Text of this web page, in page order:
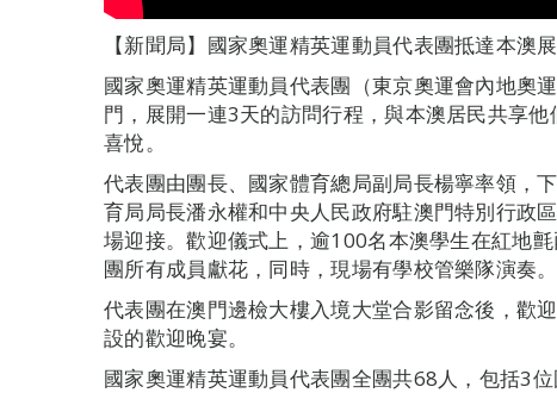
【新聞局】國家奧運精英運動員代表團抵達本澳
國家奧運精英運動員代表團（東京奧運會內地奧
門，展開一連3天的訪問行程，與本澳居民共享
喜悅。
代表團由團長、國家體育總局副局長楊寧率領，
育局局長潘永權和中央人民政府駐澳門特別行政
場迎接。歡迎儀式上，逾100名本澳學生在紅地
團所有成員獻花，同時，現場有學校管樂隊演奏。
代表團在澳門邊檢大樓入境大堂合影留念後，歡
設的歡迎晚宴。
國家奧運精英運動員代表團全團共68人，包括3